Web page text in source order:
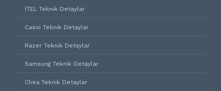
İTEL Teknik Detaylar
Casio Teknik Detaylar
Razer Teknik Detaylar
Samsung Teknik Detaylar
Chea Teknik Detaylar